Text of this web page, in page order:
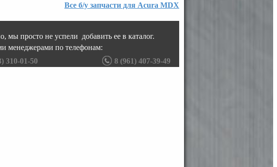
Все б/у запчасти для Acura MDX
мы просто не успели добавить ее в каталог.
менеджерами по телефонам:
310-01-50 8 (961) 407-39-49